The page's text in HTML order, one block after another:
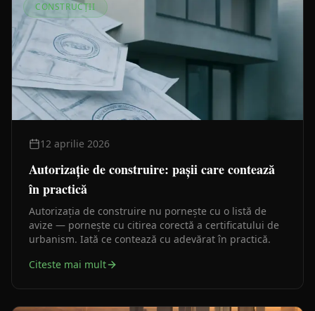
CONSTRUCȚII
12 aprilie 2026
Autorizație de construire: pașii care contează
în practică
Autorizația de construire nu pornește cu o listă de
avize — pornește cu citirea corectă a certificatului de
urbanism. Iată ce contează cu adevărat în practică.
Citeste mai mult